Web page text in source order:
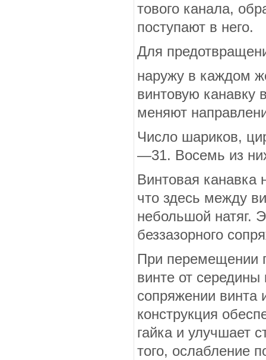
тового канала,
поступают в него.
Для
наружу в каждом
винтовую канавку
меняют
Число шариков,
—31. Восемь из
Винтовая канавка
что здесь между
небольшой натяг.
беззазорного
При перемещении
винте от се­редины
сопряжении винта
конструкция
гайка и улучшает
того, ослабление